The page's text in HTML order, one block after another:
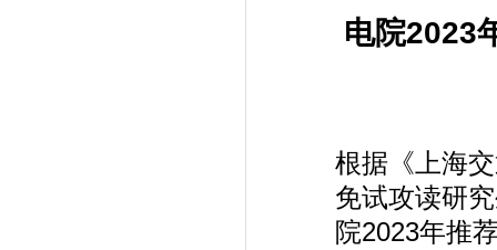
电院2023
根据《上海
免试攻读研
院2023年推